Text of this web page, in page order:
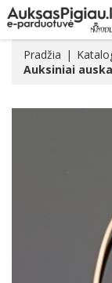
Pradžia
Auksiniai